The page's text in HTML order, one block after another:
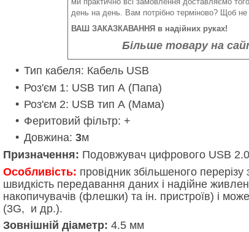
день на день. Вам потрібно терміново? Щоб
ВАШ ЗАКАЗКАВАННЯ в надійних руках!
Більше товару на
Тип кабеля: Кабель USB
Роз'єм 1: USB тип А (Папа)
Роз'єм 2: USB тип А (Мама)
Феритовий фільтр: +
Довжина: 3м
Призначення: Подовжувач цифрового USB 2.0
Особливість: провідник збільшеного
швидкість передавання даних і надійне
накопичувачів (флешки) та ін. пристроїв) і
(3G, и др.).
Зовнішній діаметр: 4.5 мм